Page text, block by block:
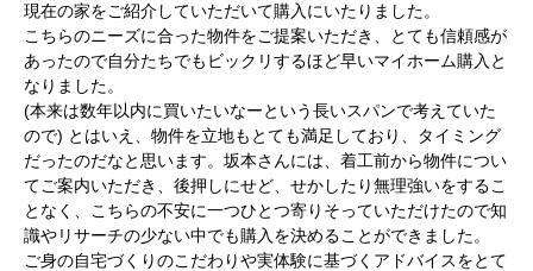
現在の家をご紹介していただいて購入にいたりました。
こちらのニーズに合った物件をご提案いただき、とても信頼感が
あったので自分たちでもビックリするほど早いマイホーム購入と
なりました。
(本来は数年以内に買いたいなーという長いスパンで考えていた
ので) とはいえ、物件を立地もとても満足しており、タイミング
だったのだなと思います。坂本さんには、着工前から物件につい
てご案内いただき、後押しにせど、せかしたり無理強いをするこ
となく、こちらの不安に一つひとつ寄りそっていただけたので知
識やリサーチの少ない中でも購入を決めることができました。
ご身の自宅づくりのこだわりや実体験に基づくアドバイスをとて